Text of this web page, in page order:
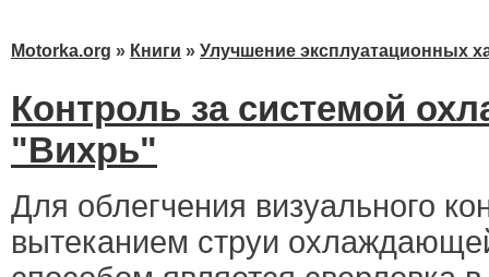
Motorka.org » Книги » Улучшение эксплуатационных
Контроль за системой
"Вихрь"
Для облегчения визуального
вытеканием струи